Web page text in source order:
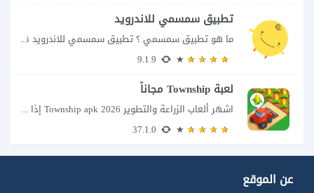
تطبيق سمسمي للاندرويد
ما هو تطبيق سمسمي ؟ تطبيق سمسمي للاندرويد SimSimi هو برنامج دردشة افتراضية يسمح...
لعبة Township مجاناً
اشهر ألعاب الزراعة والتطوير Township apk 2026 إذا كنت تحب ألعاب الزراعة وبناء المدن،...
عن الموقع